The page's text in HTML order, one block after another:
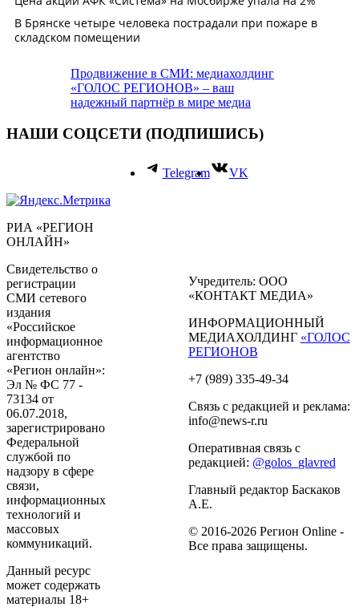
Продвижение в СМИ: медиахолдинг
«ГОЛОС РЕГИОНОВ» – ваш
надежный партнёр в мире медиа
НАШИ СОЦСЕТИ (ПОДПИШИСЬ)
Telegram VK
РИА «РЕГИОН
ОНЛАЙН»
Свидетельство о
регистрации
СМИ сетевого
издания
«Российское
информационное
агентство
«Регион онлайн»:
Эл № ФС 77 -
73134 от
06.07.2018,
зарегистрировано
Федеральной
службой по
надзору в сфере
связи,
информационных
технологий и
массовых
коммуникаций.
Данный ресурс
может содержать
материалы 18+
Учредитель: ООО
«КОНТАКТ МЕДИА»
ИНФОРМАЦИОННЫЙ
МЕДИАХОЛДИНГ «ГОЛОС
РЕГИОНОВ
+7 (989) 335-49-34
Связь с редакцией и реклама:
info@news-r.ru
Оперативная связь с
редакцией: @golos_glavred
Главный редактор Баскаков
А.Е.
© 2016-2026 Регион Online -
Все права защищены.